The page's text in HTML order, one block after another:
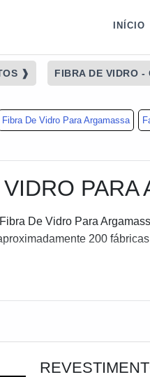
INÍCIO
❱ FIBRA DE VIDRO -
Fibra De Vidro Para Argamassa
PARA
De Vidro Para
200